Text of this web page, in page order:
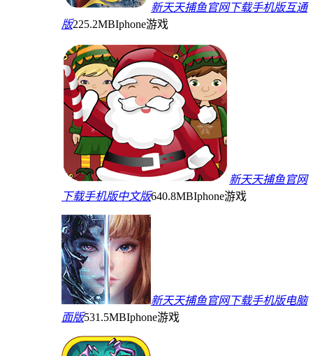
新天天捕鱼官网下载手机版互通
版225.2MBIphone游戏
新天天捕鱼官网
下载手机版中文版640.8MBIphone游戏
新天天捕鱼官网下载手机版电脑
面版531.5MBIphone游戏